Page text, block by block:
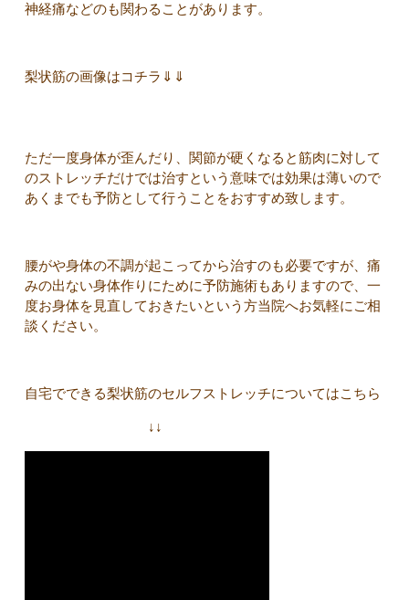
神経痛などのも関わることがあります。
梨状筋の画像はコチラ⇓⇓
ただ一度身体が歪んだり、関節が硬くなると筋肉に対して
のストレッチだけでは治すという意味では効果は薄いので
あくまでも予防として行うことをおすすめ致します。
腰がや身体の不調が起こってから治すのも必要ですが、痛
みの出ない身体作りにために予防施術もありますので、一
度お身体を見直しておきたいという方当院へお気軽にご相
談ください。
自宅でできる梨状筋のセルフストレッチについてはこちら
↓↓